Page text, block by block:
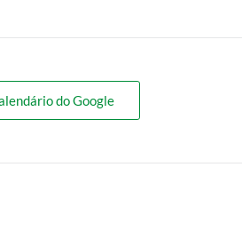
do Google